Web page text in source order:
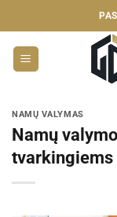
to
content
NAMŲ VALYMAS
Namų
tvarkingiems